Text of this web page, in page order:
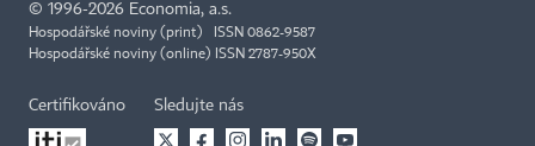
© 1996-2026 Economia, a.s.
Hospodářské noviny (print) ISSN 0862-9587
Hospodářské noviny (online) ISSN 2787-950X
Certifikováno Sledujte nás